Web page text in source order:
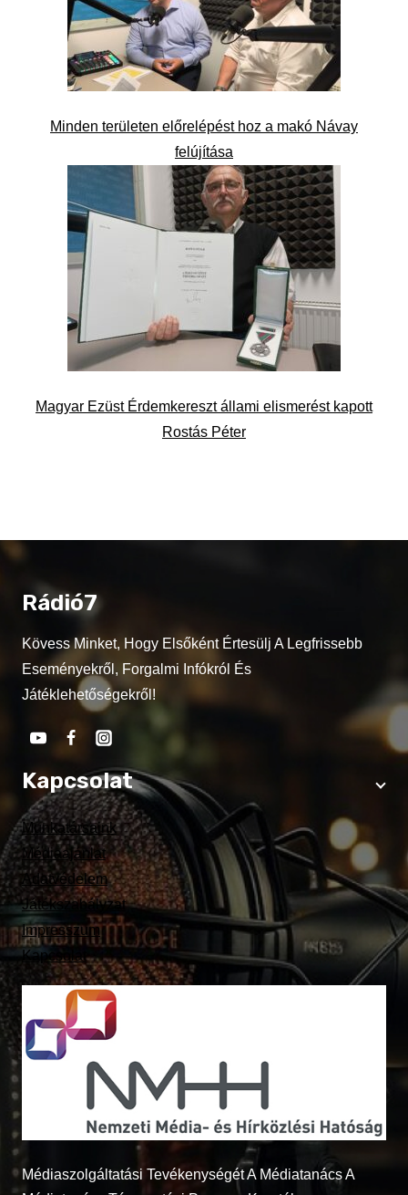
Minden területen előrelépést hoz a makó Návay
felújítása
Magyar Ezüst Érdemkereszt állami elismerést kapott
Rostás Péter
Rádió7
Kövess Minket, Hogy Elsőként Értesülj A Legfrissebb
Eseményekről, Forgalmi Infókról És
Játéklehetőségekről!
Kapcsolat
Munkatársaink
Médiaajánlat
Adatvédelem
Játékszabályzat
Impresszum
Kapcsolat
Médiaszolgáltatási Tevékenységét A Médiatanács A